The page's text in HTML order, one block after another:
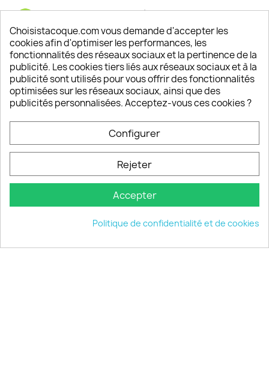
Satisfaction de nos clients
Depuis 2009, entre 92% et 94% de nos clients
sont satisfaits de nos produits
Un SAV à votre écoute
Notre SAV est disponible 6/7J de 10h à 18H
keyboard_arrow_down
© 2026 - choisistacoque.com
Choisistacoque.com vous demande d'accepter les
cookies afin d'optimiser les performances, les
fonctionnalités des réseaux sociaux et la pertinence de la
publicité. Les cookies tiers liés aux réseaux sociaux et à la
publicité sont utilisés pour vous offrir des fonctionnalités
optimisées sur les réseaux sociaux, ainsi que des
publicités personnalisées. Acceptez-vous ces cookies ?
Configurer
Rejeter
Accepter
Politique de confidentialité et de cookies